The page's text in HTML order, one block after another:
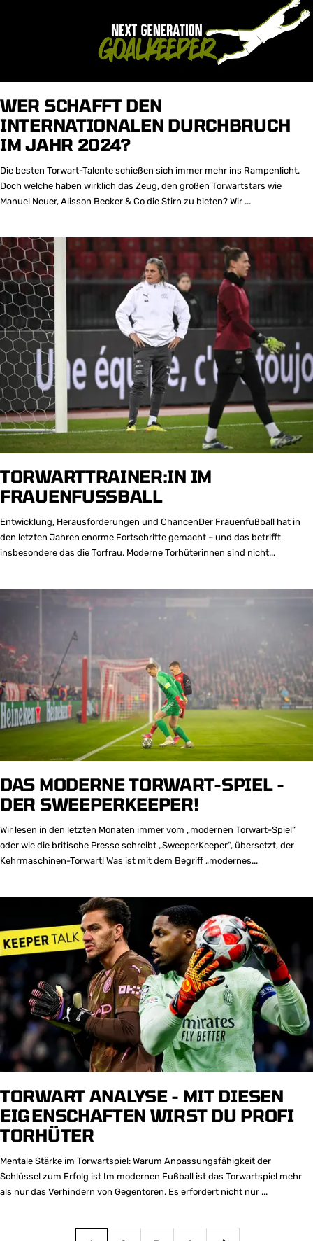
WER SCHAFFT DEN
INTERNATIONALEN DURCHBRUCH
IM JAHR 2024?
Die besten Torwart-Talente schießen sich immer mehr ins Rampenlicht.
Doch welche haben wirklich das Zeug, den großen Torwartstars wie
Manuel Neuer, Alisson Becker & Co die Stirn zu bieten? Wir ...
TORWARTTRAINER:IN IM
FRAUENFUSSBALL
Entwicklung, Herausforderungen und ChancenDer Frauenfußball hat in
den letzten Jahren enorme Fortschritte gemacht – und das betrifft
insbesondere das die Torfrau. Moderne Torhüterinnen sind nicht...
DAS MODERNE TORWART-SPIEL -
DER SWEEPERKEEPER!
Wir lesen in den letzten Monaten immer vom „modernen Torwart-Spiel“
oder wie die britische Presse schreibt „SweeperKeeper“, übersetzt, der
Kehrmaschinen-Torwart! Was ist mit dem Begriff „modernes...
TORWART ANALYSE - MIT DIESEN
EIGENSCHAFTEN WIRST DU PROFI
TORHÜTER
Mentale Stärke im Torwartspiel: Warum Anpassungsfähigkeit der
Schlüssel zum Erfolg ist Im modernen Fußball ist das Torwartspiel mehr
als nur das Verhindern von Gegentoren. Es erfordert nicht nur ...